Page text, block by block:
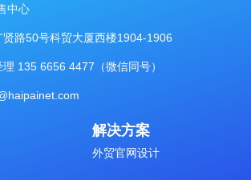
中心
贤路50号科贸大厦西楼1904-1906
135 6656 4477（微信同号）
解决方案
外贸官网设计